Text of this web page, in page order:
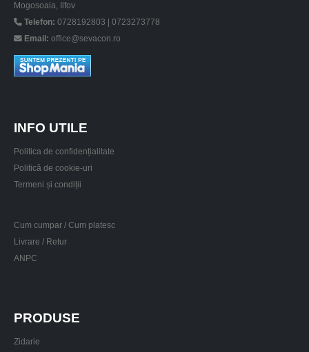
Mogosoaia, Ilfov
Telefon: 0728192803 | 0723273778
Email: office@sevacon.ro
INFO UTILE
Politica de confidențialitate
Politică de cookie-uri
Termeni și condiții
Cum cumpar / Cum platesc
Livrare / Retur
ANPC
PRODUSE
Zidarie